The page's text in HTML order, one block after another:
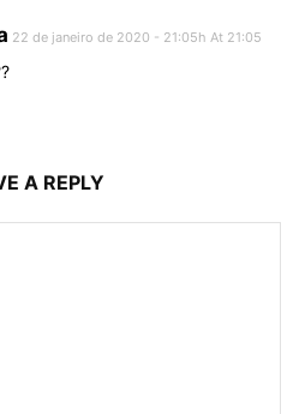
22 de janeiro de 2020 - 21:05h At 21:05
A REPLY